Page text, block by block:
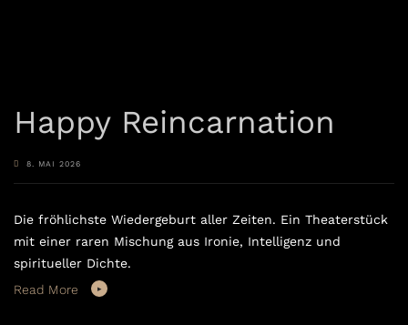
Happy Reincarnation
8. MAI 2026
Die fröhlichste Wiedergeburt aller Zeiten. Ein Theaterstück
mit einer raren Mischung aus Ironie, Intelligenz und
spiritueller Dichte.
Read More